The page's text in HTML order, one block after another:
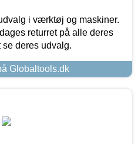
i værktøj og maskiner.
returret på alle deres
se deres udvalg.
Globaltools.dk